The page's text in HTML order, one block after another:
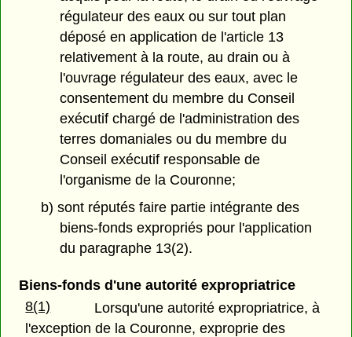
régulateur des eaux ou sur tout plan
déposé en application de l'article 13
relativement à la route, au drain ou à
l'ouvrage régulateur des eaux, avec le
consentement du membre du Conseil
exécutif chargé de l'administration des
terres domaniales ou du membre du
Conseil exécutif responsable de
l'organisme de la Couronne;
b) sont réputés faire partie intégrante des
biens-fonds expropriés pour l'application
du paragraphe 13(2).
Biens-fonds d'une autorité expropriatrice
8(1)
Lorsqu'une autorité expropriatrice, à
l'exception de la Couronne, exproprie des